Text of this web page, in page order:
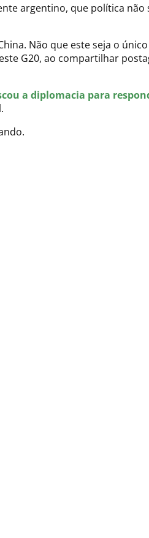
argentino, que política não
Não que este seja o
G20, ao compartilhar
a diplomacia para